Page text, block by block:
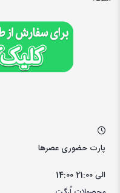
پارت حضوری عصرها
14:00 الی 21:00